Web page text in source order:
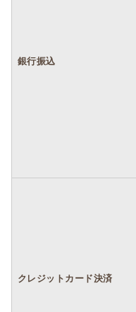
銀行振込
クレジットカード決済